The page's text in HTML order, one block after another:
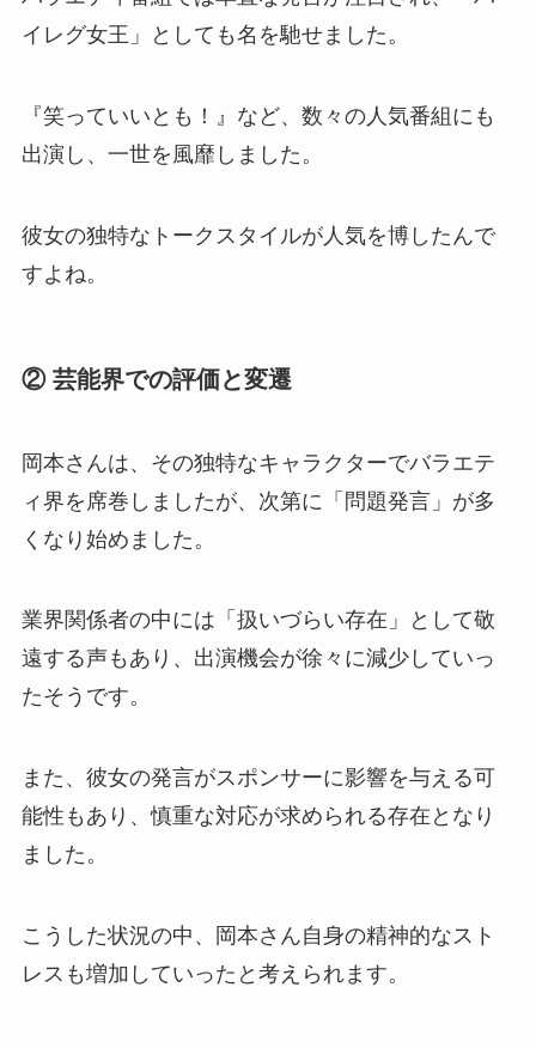
イレグ女王」としても名を馳せました。
『笑っていいとも！』など、数々の人気番組にも
出演し、一世を風靡しました。
彼女の独特なトークスタイルが人気を博したんで
すよね。
② 芸能界での評価と変遷
岡本さんは、その独特なキャラクターでバラエテ
ィ界を席巻しましたが、次第に「問題発言」が多
くなり始めました。
業界関係者の中には「扱いづらい存在」として敬
遠する声もあり、出演機会が徐々に減少していっ
たそうです。
また、彼女の発言がスポンサーに影響を与える可
能性もあり、慎重な対応が求められる存在となり
ました。
こうした状況の中、岡本さん自身の精神的なスト
レスも増加していったと考えられます。